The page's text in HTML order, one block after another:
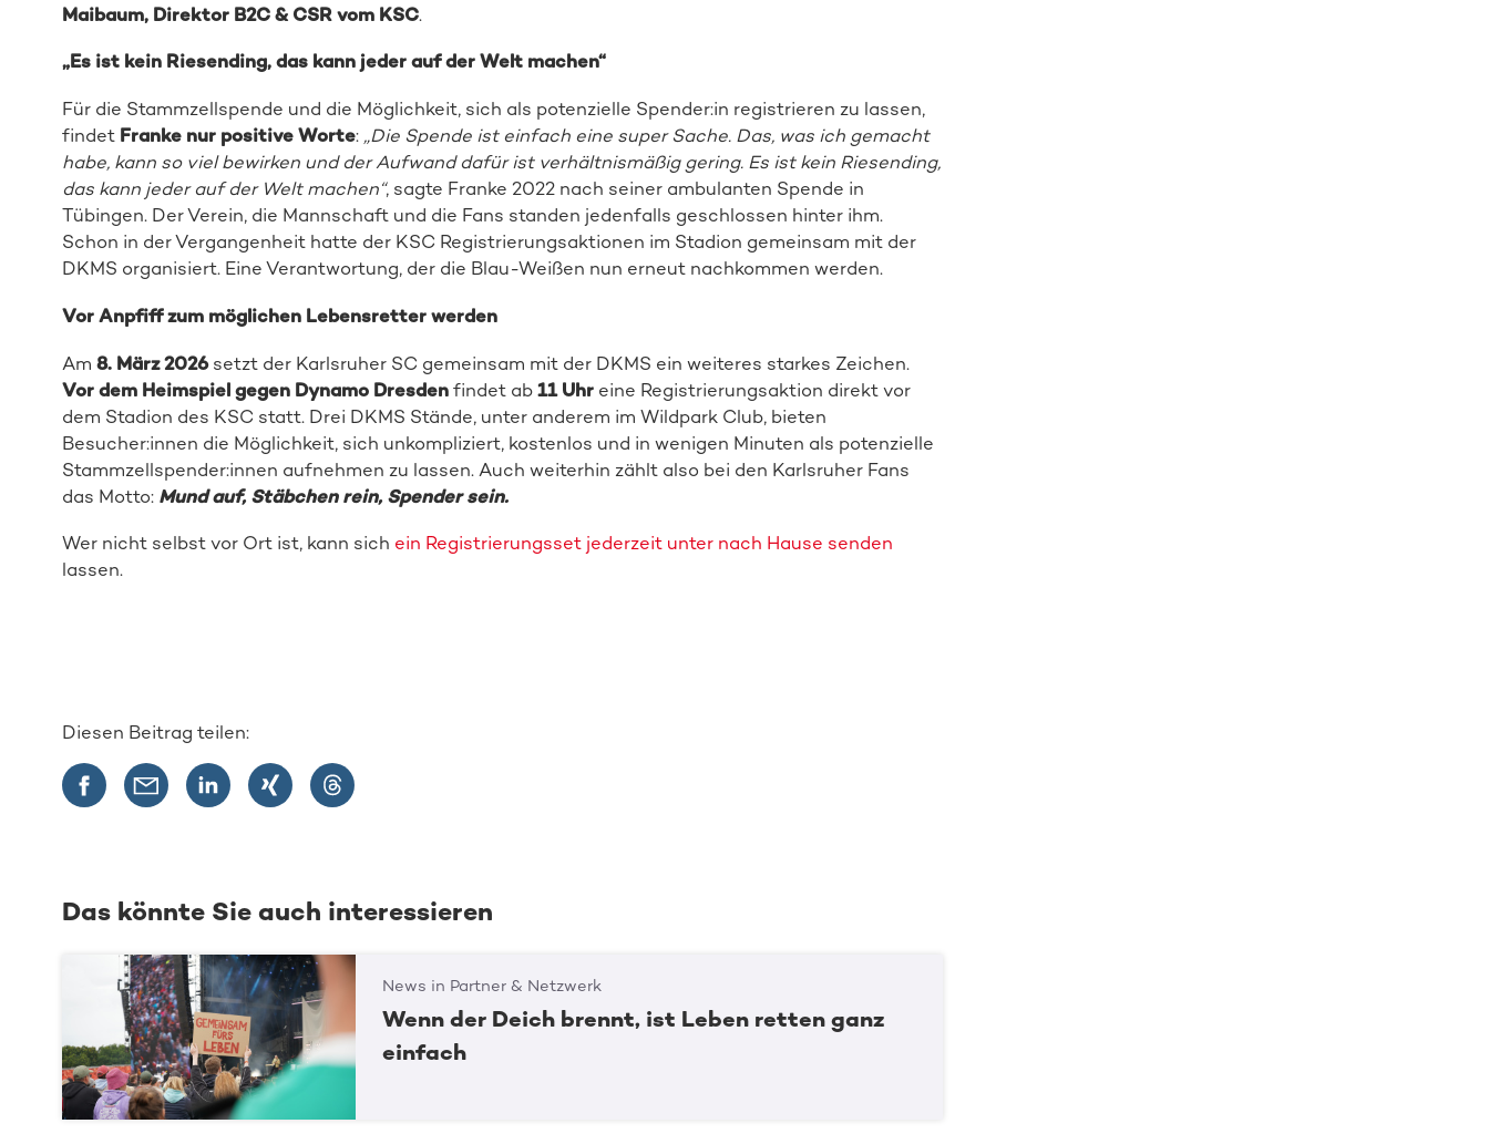
Maibaum, Direktor B2C & CSR vom KSC.
„Es ist kein Riesending, das kann jeder auf der Welt machen“
Für die Stammzellspende und die Möglichkeit, sich als potenzielle Spender:in registrieren zu lassen,
findetFranke nur positive Worte: „Die Spende ist einfach eine super Sache. Das, was ich gemacht
habe, kann so viel bewirken und der Aufwand dafür ist verhältnismäßig gering. Es ist kein Riesending,
das kann jeder auf der Welt machen“, sagte Franke 2022 nach seiner ambulanten Spende in
Tübingen. Der Verein, die Mannschaft und die Fans standen jedenfalls geschlossen hinter ihm.
Schon in der Vergangenheit hatte der KSC Registrierungsaktionen im Stadion gemeinsam mit der
DKMS organisiert. Eine Verantwortung, der die Blau-Weißen nun erneut nachkommen werden.
Vor Anpfiff zum möglichen Lebensretter werden
Am 8. März 2026setzt der Karlsruher SC gemeinsam mit der DKMS ein weiteres starkes Zeichen.
Vor dem Heimspiel gegen Dynamo Dresdenfindet ab 11 Uhreine Registrierungsaktion direkt vor
dem Stadion des KSC statt. Drei DKMS Stände, unter anderem im Wildpark Club, bieten
Besucher:innen die Möglichkeit, sich unkompliziert, kostenlos und in wenigen Minuten als potenzielle
Stammzellspender:innen aufnehmen zu lassen. Auch weiterhin zählt also bei den Karlsruher Fans
das Motto: Mund auf, Stäbchen rein, Spender sein.
Wer nicht selbst vor Ort ist, kann sich ein Registrierungsset jederzeit unter nach Hause senden
lassen.
Diesen Beitrag teilen:
Das könnte Sie auch interessieren
News in Partner & Netzwerk
Wenn der Deich brennt, ist Leben retten ganz
einfach